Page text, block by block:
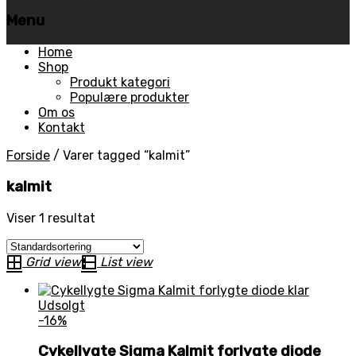
Menu
Skip
Home
Shop
Produkt kategori
Populære produkter
Om os
Kontakt
Forside / Varer tagged “kalmit”
kalmit
Viser 1 resultat
Grid view List view
Udsolgt
-16%
Cykellygte Sigma Kalmit forlygte diode